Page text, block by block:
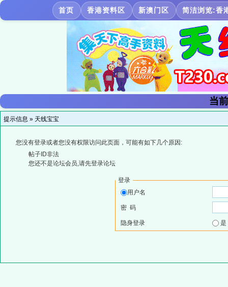
首页 香港资料区 新澳门区 简洁浏览:香
当
提示信息 » 天线宝宝
您没有登录或者您没有权限访问此页面，可能有如下几个原因:
帖子ID非法
您还不是论坛会员,请先登录论坛
登录
用户名
密 码
隐身登录